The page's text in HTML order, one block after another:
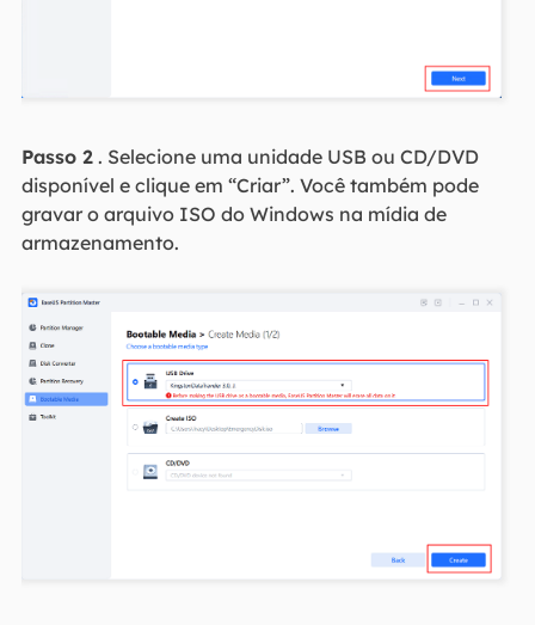
Passo 2. Selecione uma unidade USB ou CD/DVD
disponível e clique em “Criar”. Você também pode
gravar o arquivo ISO do Windows na mídia de
armazenamento.